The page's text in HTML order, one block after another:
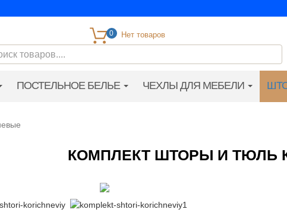
0
ПОСТЕЛЬНОЕ БЕЛЬЕ ЧЕХЛЫ ДЛЯ МЕБЕЛИ
КОМПЛЕКТ ШТОРЫ И ТЮЛЬ